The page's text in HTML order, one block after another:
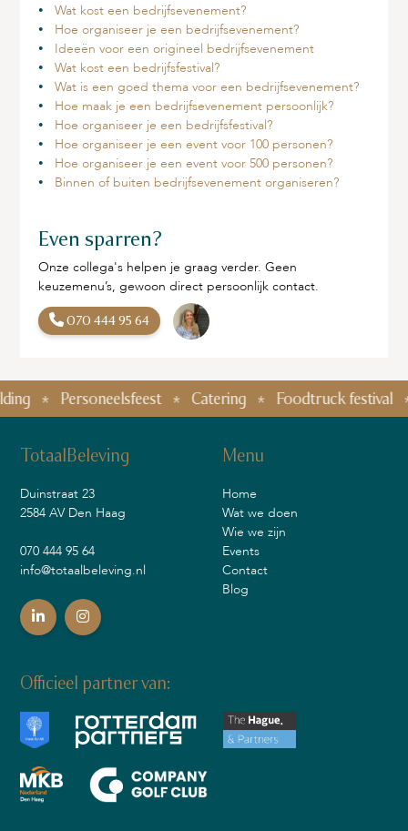
Wat kost een bedrijfsevenement?
Hoe organiseer je een bedrijfsevenement?
Ideeën voor een origineel bedrijfsevenement
Wat kost een bedrijfsfestival?
Wat is een goed thema voor een bedrijfsevenement?
Hoe maak je een bedrijfsevenement persoonlijk?
Hoe organiseer je een bedrijfsfestival?
Hoe organiseer je een event voor 100 personen?
Hoe organiseer je een event voor 500 personen?
Binnen of buiten bedrijfsevenement organiseren?
Even sparren?
Onze collega's helpen je graag verder. Geen
keuzemenu’s, gewoon direct persoonlijk contact.
070 444 95 64
Personeelsfeest Catering Foodtruck festival
TotaalBeleving
Duinstraat 23
2584 AV Den Haag
070 444 95 64
info@totaalbeleving.nl
Menu
Home
Wat we doen
Wie we zijn
Events
Contact
Blog
Officieel partner van: